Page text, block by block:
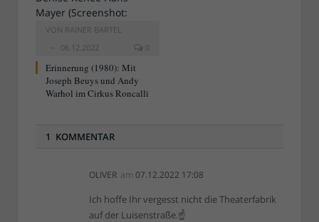
VON RAINER BARTEL
06.12.2022
0
Erinnerung (1980): Mit
Joseph Beuys und Andy
Warhol im Cirkus Roncalli
1 KOMMENTAR
OLIVER am 07.12.2022 17:08
Ich hoffe Ihr vergesst nicht die Theaterfabrik
auf der Luisenstraße.☝